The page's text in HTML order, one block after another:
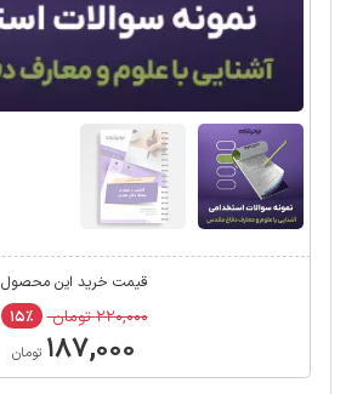
قیمت خرید این محصول
۲۲۰,۰۰۰ تومان ۱۵٪
۱۸۷,۰۰۰ تومان